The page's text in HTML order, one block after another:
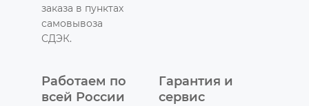
заказа в пунктах
самовывоза
СДЭК.
Работаем по
всей России
Гарантия и
сервис